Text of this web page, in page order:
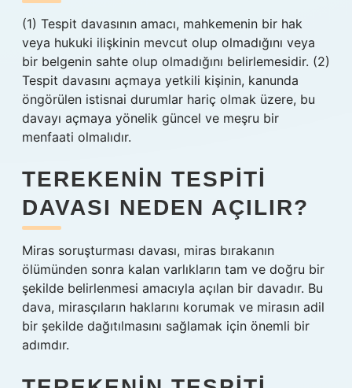
(1) Tespit davasının amacı, mahkemenin bir hak
veya hukuki ilişkinin mevcut olup olmadığını veya
bir belgenin sahte olup olmadığını belirlemesidir. (2)
Tespit davasını açmaya yetkili kişinin, kanunda
öngörülen istisnai durumlar hariç olmak üzere, bu
davayı açmaya yönelik güncel ve meşru bir
menfaati olmalıdır.
TEREKENIN TESPITI
DAVASI NEDEN AÇILIR?
Miras soruşturması davası, miras bırakanın
ölümünden sonra kalan varlıkların tam ve doğru bir
şekilde belirlenmesi amacıyla açılan bir davadır. Bu
dava, mirasçıların haklarını korumak ve mirasın adil
bir şekilde dağıtılmasını sağlamak için önemli bir
adımdır.